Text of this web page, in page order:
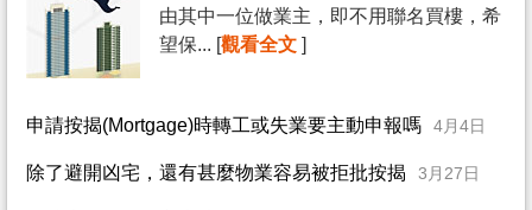
由其中一位做業主，即不用聯名買樓，希
望保... [觀看全文 ]
申請按揭(Mortgage)時轉工或失業要主動申報嗎 4月4日
除了避開凶宅，還有甚麼物業容易被拒批按揭 3月27日